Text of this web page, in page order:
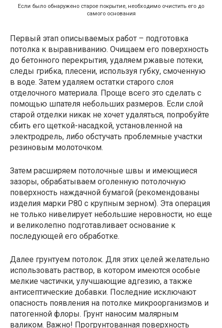
Если было обнаружено старое покрытие, необходимо очистить его до
самого основания
Первый этап описываемых работ – подготовка
потолка к выравниванию. Очищаем его поверхность
до бетонного перекрытия, удаляем ржавые потеки,
следы грибка, плесени, используя губку, смоченную
в воде. Затем удаляем остатки старого слоя
отделочного материала. Проще всего это сделать с
помощью шпателя небольших размеров. Если слой
старой отделки никак не хочет удаляться, попробуйте
сбить его щеткой-насадкой, установленной на
электродрель, либо обстучать проблемные участки
резиновым молоточком.
Затем расширяем потолочные швы и имеющиеся
зазоры, обрабатываем оголенную потолочную
поверхность наждачной бумагой (рекомендованы
изделия марки Р80 с крупным зерном). Эта операция
не только нивелирует небольшие неровности, но еще
и великолепно подготавливает основание к
последующей его обработке.
Далее грунтуем потолок. Для этих целей желательно
использовать раствор, в котором имеются особые
мелкие частички, улучшающие адгезию, а также
антисептические добавки. Последние исключают
опасность появления на потолке микроорганизмов и
патогенной флоры. Грунт наносим малярным
валиком. Важно! Прогрунтованная поверхность